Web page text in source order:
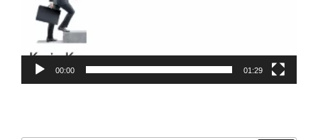
00:00 01:29